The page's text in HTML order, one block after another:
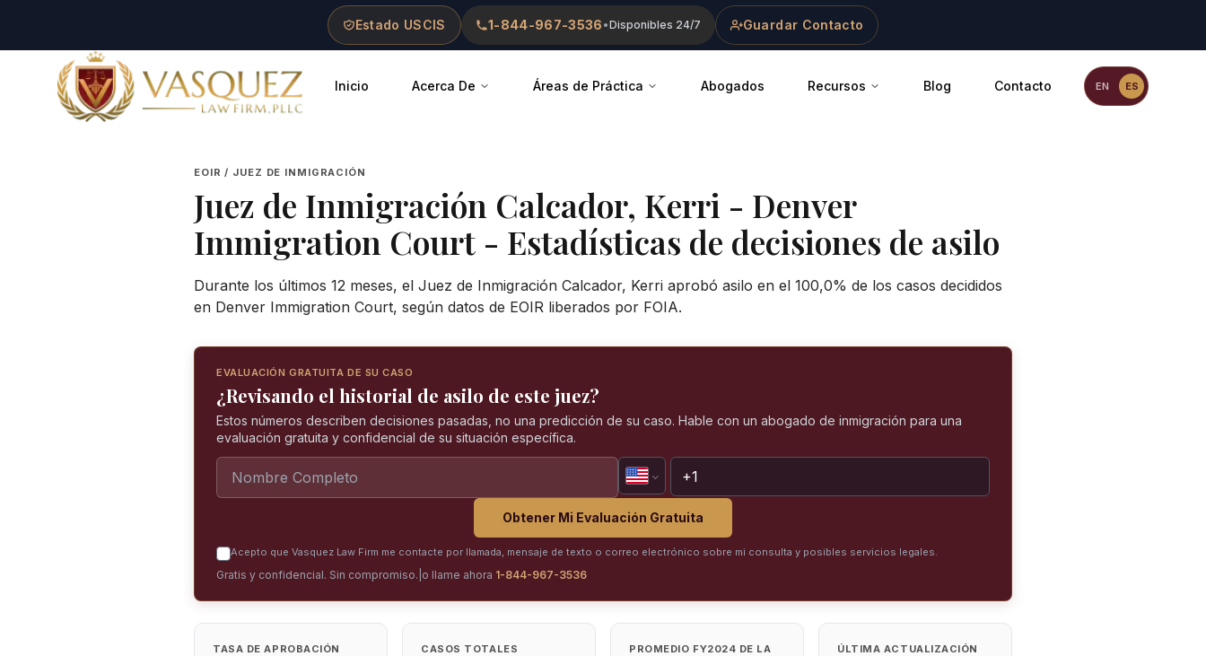
Estado USCIS 1-844-967-3536 •Disponibles 24/7 Guardar Contacto
Vasquez Law Firm - Home
Inicio Acerca De Áreas de Práctica Abogados Recursos Blog Contacto ES
EN
EOIR / JUEZ DE INMIGRACIÓN
Juez de Inmigración Calcador, Kerri - Denver
Immigration Court - Estadísticas de decisiones de asilo
Durante los últimos 12 meses, el Juez de Inmigración Calcador, Kerri aprobó asilo en el 100,0% de los casos decididos
en Denver Immigration Court, según datos de EOIR liberados por FOIA.
EVALUACIÓN GRATUITA DE SU CASO
¿Revisando el historial de asilo de este juez?
Estos números describen decisiones pasadas, no una predicción de su caso. Hable con un abogado de inmigración para una
evaluación gratuita y confidencial de su situación específica.
Obtener Mi Evaluación Gratuita
Acepto que Vasquez Law Firm me contacte por llamada, mensaje de texto o correo electrónico sobre mi consulta y posibles servicios legales.
Gratis y confidencial. Sin compromiso. o llame ahora 1-844-967-3536
TASA DE APROBACIÓN
CASOS TOTALES
PROMEDIO FY2024 DE LA
ÚLTIMA ACTUALIZACIÓN